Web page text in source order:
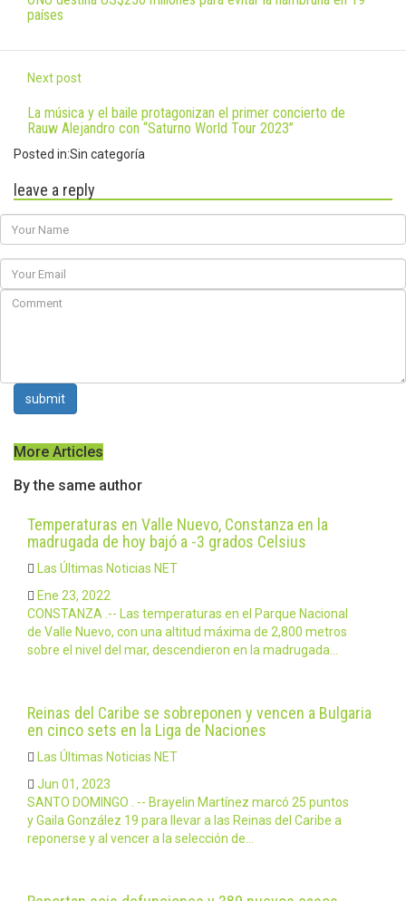
países
Next post
La música y el baile protagonizan el primer concierto de
Rauw Alejandro con “Saturno World Tour 2023”
Posted in:Sin categoría
leave a reply
submit
More Articles
By the same author
Temperaturas en Valle Nuevo, Constanza en la
madrugada de hoy bajó a -3 grados Celsius
Las Últimas Noticias NET
Ene 23, 2022
CONSTANZA .-- Las temperaturas en el Parque Nacional
de Valle Nuevo, con una altitud máxima de 2,800 metros
sobre el nivel del mar, descendieron en la madrugada…
Reinas del Caribe se sobreponen y vencen a Bulgaria
en cinco sets en la Liga de Naciones
Las Últimas Noticias NET
Jun 01, 2023
SANTO DOMINGO . -- Brayelin Martínez marcó 25 puntos
y Gaila González 19 para llevar a las Reinas del Caribe a
reponerse y al vencer a la selección de…